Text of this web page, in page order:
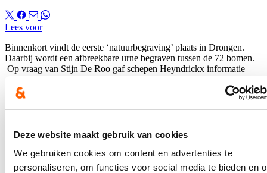
Deze website maakt gebruik van cookies
We gebruiken cookies om content en advertenties te
personaliseren, om functies voor social media te bieden en
Lees voor
Binnenkort vindt de eerste ‘natuurbegraving’ plaats in Drongen.
Daarbij wordt een afbreekbare urne begraven tussen de 72 bomen.
Op vraag van Stijn De Roo gaf schepen Heyndrickx informatie
(Het Laatste Nieuws, 22 september 2021)
is-klaar-ook-vinderhoutse-bossen-krijgt-er-een~ac62ee7a/
In de pers